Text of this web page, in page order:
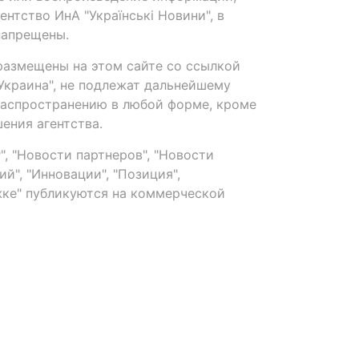
ИнА "Українські Новини", в
на этом сайте со ссылкой
не подлежат дальнейшему
в любой форме, кроме
агентства.
"Новости партнеров", "Новости
"Инновации", "Позиция",
публикуются на коммерческой